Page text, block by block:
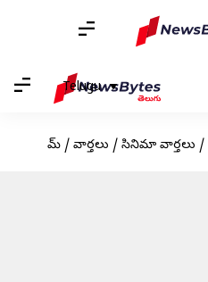
Telugu
హోమ్ / వార్తలు / సినిమా వార్తలు /